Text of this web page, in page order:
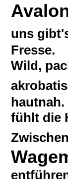
uns
Fresse.
Wild,
fühlt die
Zwischen